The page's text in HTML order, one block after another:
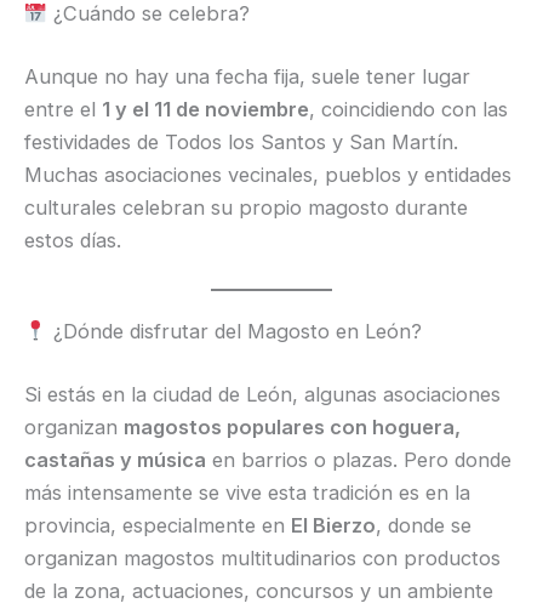
¿Cuándo se celebra?
Aunque no hay una fecha fija, suele tener lugar
entre el 1 y el 11 de noviembre, coincidiendo con las
festividades de Todos los Santos y San Martín.
Muchas asociaciones vecinales, pueblos y entidades
culturales celebran su propio magosto durante
estos días.
¿Dónde disfrutar del Magosto en León?
Si estás en la ciudad de León, algunas asociaciones
organizan magostos populares con hoguera,
castañas y música en barrios o plazas. Pero donde
más intensamente se vive esta tradición es en la
provincia, especialmente en El Bierzo, donde se
organizan magostos multitudinarios con productos
de la zona, actuaciones, concursos y un ambiente